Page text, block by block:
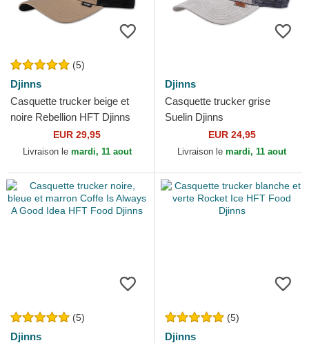
(5)
Djinns
Casquette trucker beige et
noire Rebellion HFT Djinns
EUR 29,95
Livraison le mardi, 11 aout
Djinns
Casquette trucker grise
Suelin Djinns
EUR 24,95
Livraison le mardi, 11 aout
(5)
Djinns
(5)
Djinns